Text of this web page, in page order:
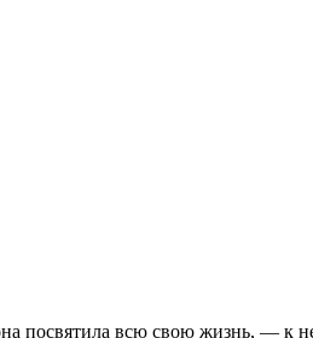
посвятила всю свою жизнь, —